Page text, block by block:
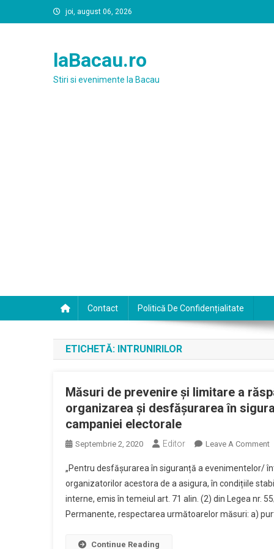
to
joi, august 06, 2026
laBacau.ro
Stiri si evenimente la Bacau
Contact Politică De Confidențialitate
ETICHETĂ: INTRUNIRILOR
Măsuri de prevenire și limitare a
organizarea și desfășurarea în
campaniei electorale
Septembrie 2, 2020 Editor Leave A CommentOn
„Pentru desfășurarea în siguranță a evenimentelor/
organizatorilor acestora de a asigura, în condițiile
interne, emis în temeiul art. 71 alin. (2) din Legea nr.
Permanente, respectarea următoarelor măsuri: a)
Continue Reading